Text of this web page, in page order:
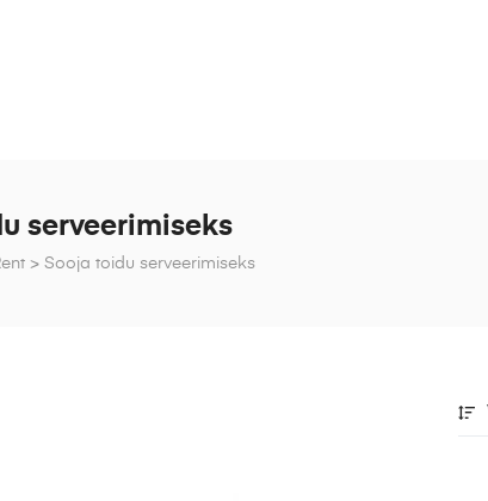
> Sooja toidu serveerimiseks
serveerimiseks